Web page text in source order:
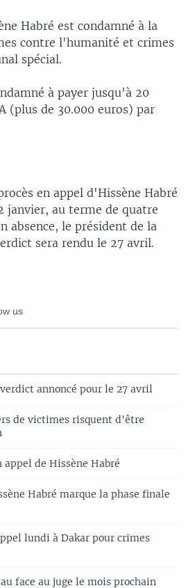
Habré est condamné à la
contre l'humanité et crimes
spécial.
à payer jusqu'à 20
(plus de 30.000 euros) par
en appel d'Hissène Habré
janvier, au terme de quatre
absence, le président de la
sera rendu le 27 avril.
us
annoncé pour le 27 avril
de victimes risquent d'être
appel de Hissène Habré
Habré marque la phase finale
lundi à Dakar pour crimes
face au juge le mois prochain